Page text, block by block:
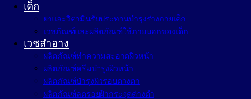
เด็ก
ยาและวิตามินรับประทานบำรุงร่างกายเด็ก
เวชภัณฑ์และผลิตภัณฑ์ใช้ภายนอกของเด็ก
เวชสำอาง
ผลิตภัณฑ์ทำความสะอาดผิวหน้า
ผลิตภัณฑ์ครีมบำรุงผิวหน้า
ผลิตภัณฑ์บำรุงผิวรอบดวงตา
ผลิตภัณฑ์ลดรอยฝ้ากระจุดด่างดำ